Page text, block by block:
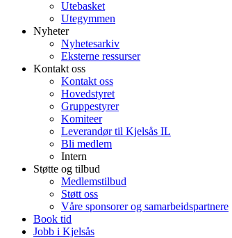
Utebasket
Utegymmen
Nyheter
Nyhetesarkiv
Eksterne ressurser
Kontakt oss
Kontakt oss
Hovedstyret
Gruppestyrer
Komiteer
Leverandør til Kjelsås IL
Bli medlem
Intern
Støtte og tilbud
Medlemstilbud
Støtt oss
Våre sponsorer og samarbeidspartnere
Book tid
Jobb i Kjelsås